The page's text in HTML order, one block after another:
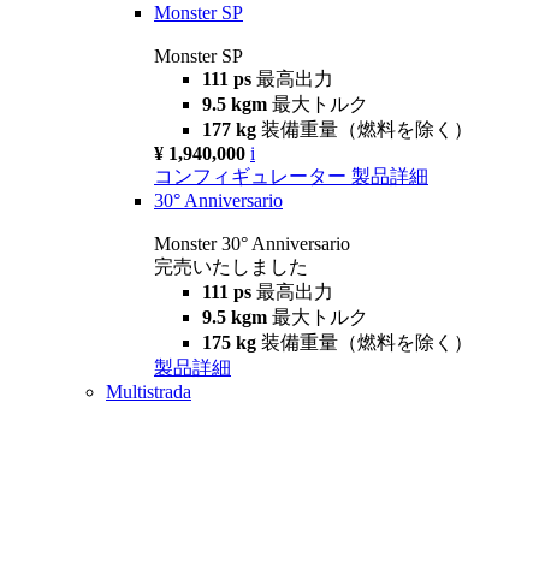
Monster SP
Monster SP
111 ps 最高出力
9.5 kgm 最大トルク
177 kg 装備重量（燃料を除く）
¥ 1,940,000 i
コンフィギュレーター 製品詳細
30° Anniversario
Monster 30° Anniversario
完売いたしました
111 ps 最高出力
9.5 kgm 最大トルク
175 kg 装備重量（燃料を除く）
製品詳細
Multistrada